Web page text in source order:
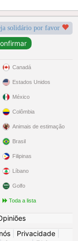
solidário por favor
Canadá
Estados Unidos
México
Colômbia
Animais de estimação
Brasil
Filipinas
Líbano
Golfo
Toda a lista
Privacidade